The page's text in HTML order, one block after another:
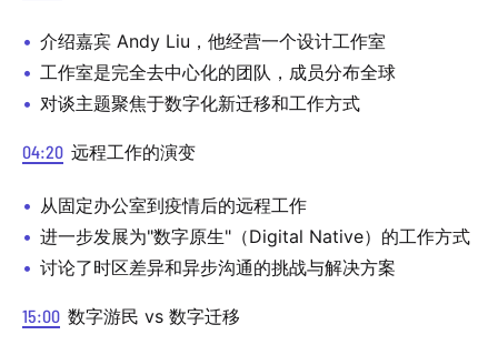
介绍嘉宾 Andy Liu，他经营一个设计工作室
工作室是完全去中心化的团队，成员分布全球
对谈主题聚焦于数字化新迁移和工作方式
04:20 远程工作的演变
从固定办公室到疫情后的远程工作
进一步发展为"数字原生"（Digital Native）的工作方式
讨论了时区差异和异步沟通的挑战与解决方案
15:00 数字游民 vs 数字迁移